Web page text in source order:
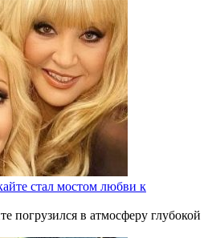
стал мостом любви к
погрузился в атмосферу глубокой